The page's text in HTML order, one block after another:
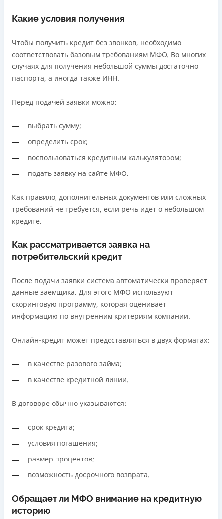
Какие условия получения
Чтобы получить кредит без звонков, необходимо
соответствовать базовым требованиям МФО. Во многих
случаях для получения небольшой суммы достаточно
паспорта, а иногда также ИНН.
Перед подачей заявки можно:
выбрать сумму;
определить срок;
воспользоваться кредитным калькулятором;
подать заявку на сайте МФО.
Как правило, дополнительных документов или сложных
требований не требуется, если речь идет о небольшом
кредите.
Как рассматривается заявка на
потребительский кредит
После подачи заявки система автоматически проверяет
данные заемщика. Для этого МФО используют
скоринговую программу, которая оценивает
информацию по внутренним критериям компании.
Онлайн-кредит может предоставляться в двух форматах:
в качестве разового займа;
в качестве кредитной линии.
В договоре обычно указываются:
срок кредита;
условия погашения;
размер процентов;
возможность досрочного возврата.
Обращает ли МФО внимание на кредитную
историю